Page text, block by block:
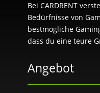
Bei CARDRENT
Bedürfnisse von
bestmögliche
dass du eine teure
Angebot